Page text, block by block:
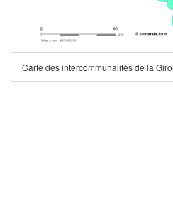
Carte des intercommunalités de la